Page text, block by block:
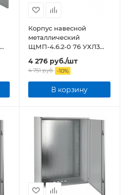
Корпус навесной
металлический
ЩМП-4.6.2-0 76 УХЛ3
IP31 NO-114-07 ЭРА
4 276руб./шт
4 751руб. -10%
В корзину